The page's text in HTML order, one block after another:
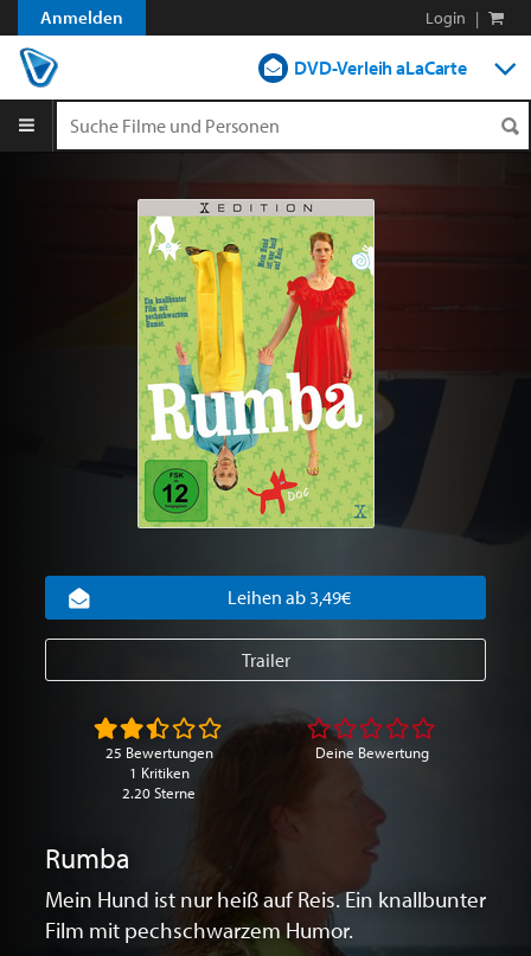
Anmelden Login |
DVD-Verleih aLaCarte
Shop
Blog
Rumba
Mein Hund ist nur heiß auf Reis. Ein knallbunter
Film mit pechschwarzem Humor.
Leihen ab 3,49€
Trailer
25 Bewertungen
1 Kritiken
2.20 Sterne
Deine Bewertung